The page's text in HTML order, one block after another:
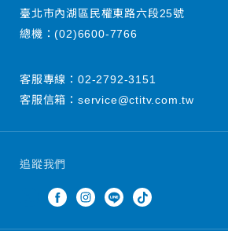
追蹤我們
臺北市內湖區民權東路六段25號
總機：(02)6600-7766
客服專線： 02-2792-3151
客服信箱： service@ctitv.com.tw